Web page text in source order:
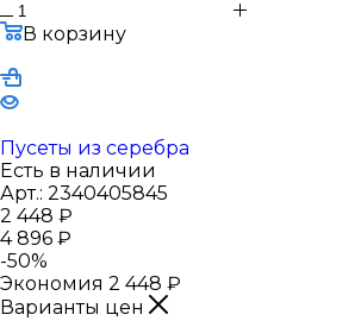
В корзину
Пусеты из серебра
Есть в наличии
Арт.: 2340405845
2 448 ₽
4 896 ₽
-50%
Экономия 2 448 ₽
Варианты цен